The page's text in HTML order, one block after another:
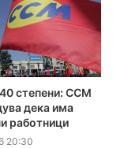
степени: ССМ
дека има
работници
20:30